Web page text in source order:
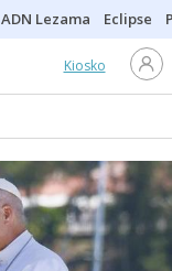
ADN Lezama Eclipse
Kiosko